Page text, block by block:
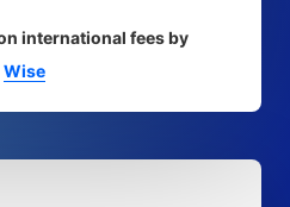
international fees by
Wise